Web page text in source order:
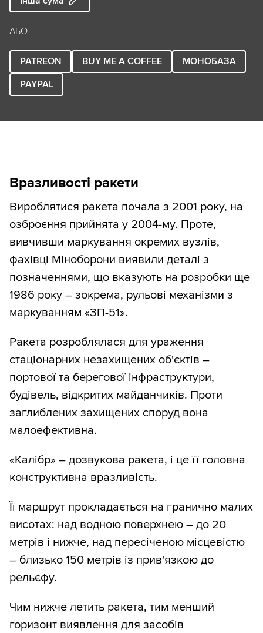
АБО
PATREON BUY ME A COFFEE
МОНОБАЗА
PAYPAL
Вразливості ракети
Вироблятися ракета почала з 2001 року, на
озброєння прийнята у 2004-му. Проте,
вивчивши маркування окремих вузлів,
фахівці Міноборони виявили деталі з
позначеннями, що вказують на розробки ще
1986 року – зокрема, рульові механізми з
маркуванням «ЗП-51».
Ракета розроблялася для ураження
стаціонарних незахищених об'єктів –
портової та берегової інфраструктури,
будівель, відкритих майданчиків. Проти
заглиблених захищених споруд вона
малоефективна.
«Калібр» – дозвукова ракета, і це її головна
конструктивна вразливість.
Її маршрут прокладається на гранично малих
висотах: над водною поверхнею – до 20
метрів і нижче, над пересіченою місцевістю
– близько 150 метрів із прив'язкою до
рельєфу.
Чим нижче летить ракета, тим менший
горизонт виявлення для засобів